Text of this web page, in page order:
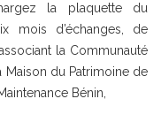
la plaquette du
mois d’échanges, de
la Communauté
Maison du Patrimoine de
Bénin,